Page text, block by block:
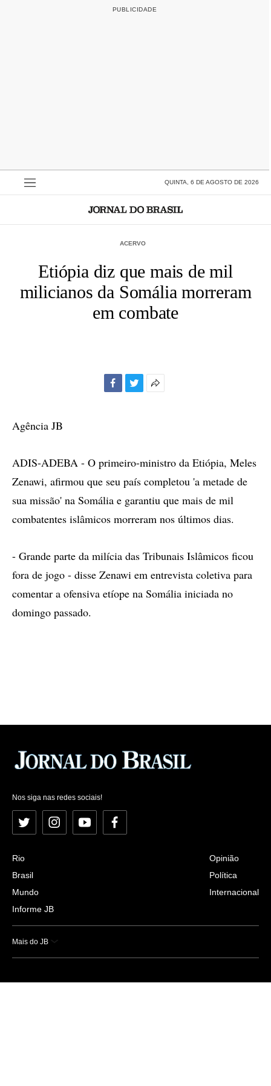
QUINTA, 6 DE AGOSTO DE 2026
ACERVO
Etiópia diz que mais de mil
milicianos da Somália morreram
em combate
Agência JB
ADIS-ADEBA - O primeiro-ministro da Etiópia, Meles
Zenawi, afirmou que seu país completou 'a metade de
sua missão' na Somália e garantiu que mais de mil
combatentes islâmicos morreram nos últimos dias.
- Grande parte da milícia das Tribunais Islâmicos ficou
fora de jogo - disse Zenawi em entrevista coletiva para
comentar a ofensiva etíope na Somália iniciada no
domingo passado.
Nos siga nas redes sociais!
Twitter InstagramYouTubeFacebook
Rio
Brasil
Mundo
Informe JB
Opinião
Política
Internacional
Mais do JB
Esportes